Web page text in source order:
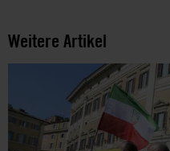
Weitere Artikel